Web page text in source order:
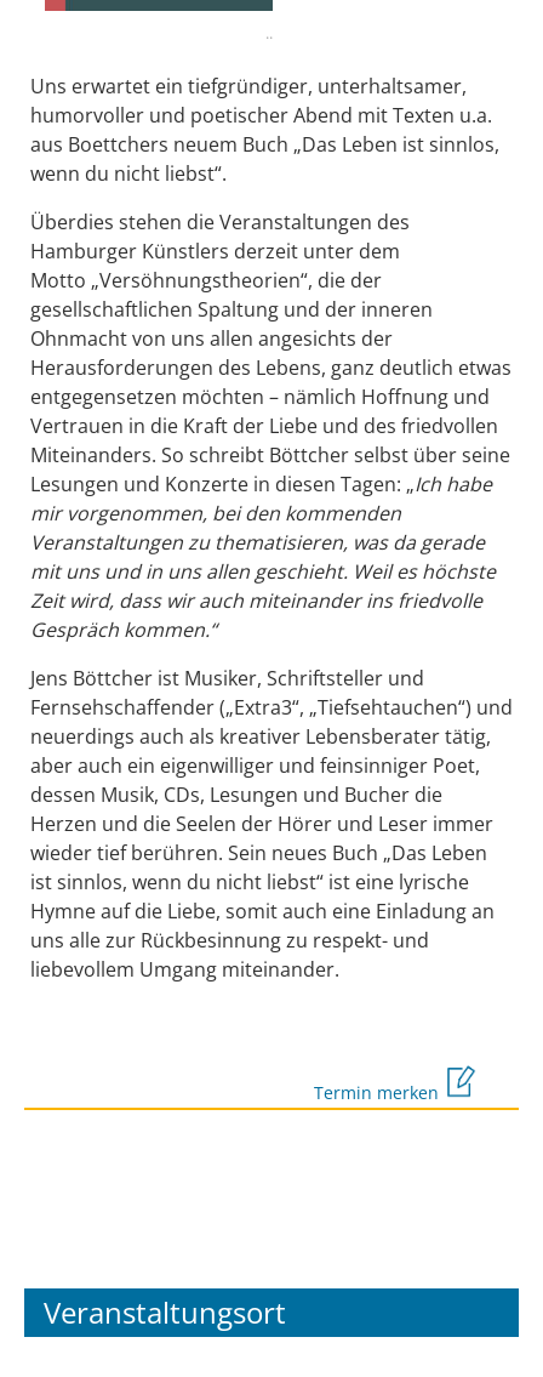
..
Uns erwartet ein tiefgründiger, unterhaltsamer,
humorvoller und poetischer Abend mitTexten u.a.
aus Boettchers neuem Buch „Das Leben ist sinnlos,
wenn du nicht liebst“.
Überdies stehen die Veranstaltungen des
Hamburger Künstlers derzeit unter dem
Motto „Versöhnungstheorien“, die der
gesellschaftlichen Spaltung und der inneren
Ohnmacht von uns allen angesichts der
Herausforderungen des Lebens, ganz deutlich etwas
entgegensetzen möchten – nämlich Hoffnung und
Vertrauen in die Kraft der Liebe und des friedvollen
Miteinanders. So schreibt Böttcher selbst über seine
Lesungen und Konzerte in diesen Tagen: „Ich habe
mir vorgenommen, bei den kommenden
Veranstaltungen zu thematisieren, was da gerade
mit uns und in uns allen geschieht. Weil es höchste
Zeit wird, dass wir auch miteinander ins friedvolle
Gespräch kommen.“
Jens Böttcher ist Musiker, Schriftsteller und
Fernsehschaffender („Extra3“, „Tiefsehtauchen“) und
neuerdings auch als kreativer Lebensberater tätig,
aber auch ein eigenwilliger und feinsinniger Poet,
dessen Musik, CDs, Lesungen und Bucher die
Herzen und die Seelen der Hörer und Leser immer
wieder tief berühren. Sein neues Buch „Das Leben
ist sinnlos, wenn du nicht liebst“ ist eine lyrische
Hymne auf die Liebe, somit auch eine Einladung an
uns alle zur Rückbesinnung zu respekt- und
liebevollem Umgang miteinander.
Termin merken
Veranstaltungsort